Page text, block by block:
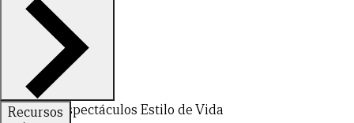
DeportesEspectáculos Estilo de Vida
Recursos
CERRAR